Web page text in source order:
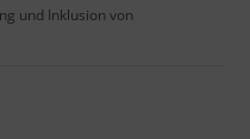
und Inklusion von